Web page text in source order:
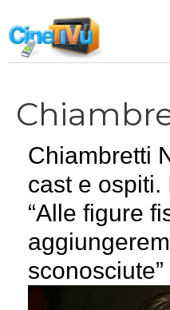
al
contenuto
Chiambretti
cast e ospiti.
“Alle figure
sconosciute”